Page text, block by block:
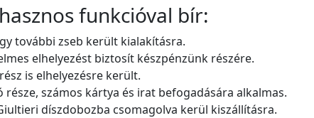
funkcióval bír:
további zseb került kialakításra.
elhelyezést biztosít készpénzünk részére.
is elhelyezésre került.
számos kártya és irat befogadására alkalmas.
díszdobozba csomagolva kerül kiszállításra.